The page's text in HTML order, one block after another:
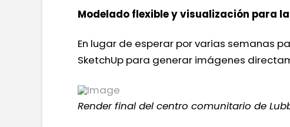
Modelado flexible y visualización para
En lugar de esperar por varias semanas
SketchUp para generar imágenes
Render final del centro comunitario de